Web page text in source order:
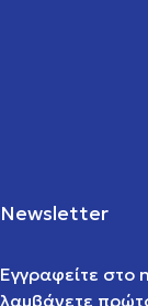
Newsletter
Εγγραφείτε στο
λαμβάνετε